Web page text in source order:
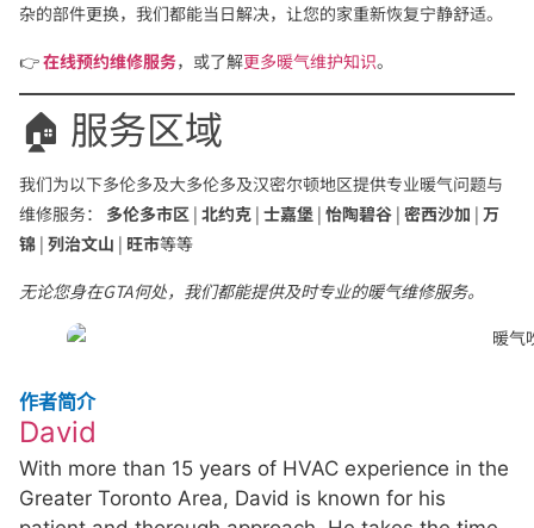
杂的部件更换，我们都能当日解决，让您的家重新恢复宁静舒适。
👉在线预约维修服务，或了解更多暖气维护知识。
🏠 服务区域
我们为以下多伦多及大多伦多及汉密尔顿地区提供专业暖气问题与
维修服务： 多伦多市区 | 北约克 | 士嘉堡 | 怡陶碧谷 | 密西沙加 | 万
锦 | 列治文山 | 旺市等等
无论您身在GTA何处，我们都能提供及时专业的暖气维修服务。
作者简介
David
With more than 15 years of HVAC experience in the
Greater Toronto Area, David is known for his